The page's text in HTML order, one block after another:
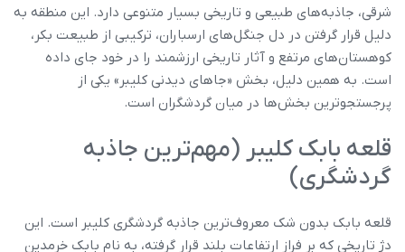
شرقی، جاذبه‌های طبیعی و تاریخی بسیار متنوعی دارد. این منطقه به
دلیل قرار گرفتن در دل جنگل‌های ارسباران، ترکیبی از طبیعت بکر،
کوهستان‌های مرتفع و آثار تاریخی ارزشمند را در خود جای داده
است. به همین دلیل، بخش «جاهای دیدنی کلیبر» یکی از
پرجستجوترین بخش‌ها در میان گردشگران است.
قلعه بابک کلیبر (مهم‌ترین جاذبه
گردشگری)
قلعه بابک بدون شک معروف‌ترین جاذبه گردشگری کلیبر است. این
دژ تاریخی که بر فراز ارتفاعات بلند قرار گرفته، به نام بابک خرمدین